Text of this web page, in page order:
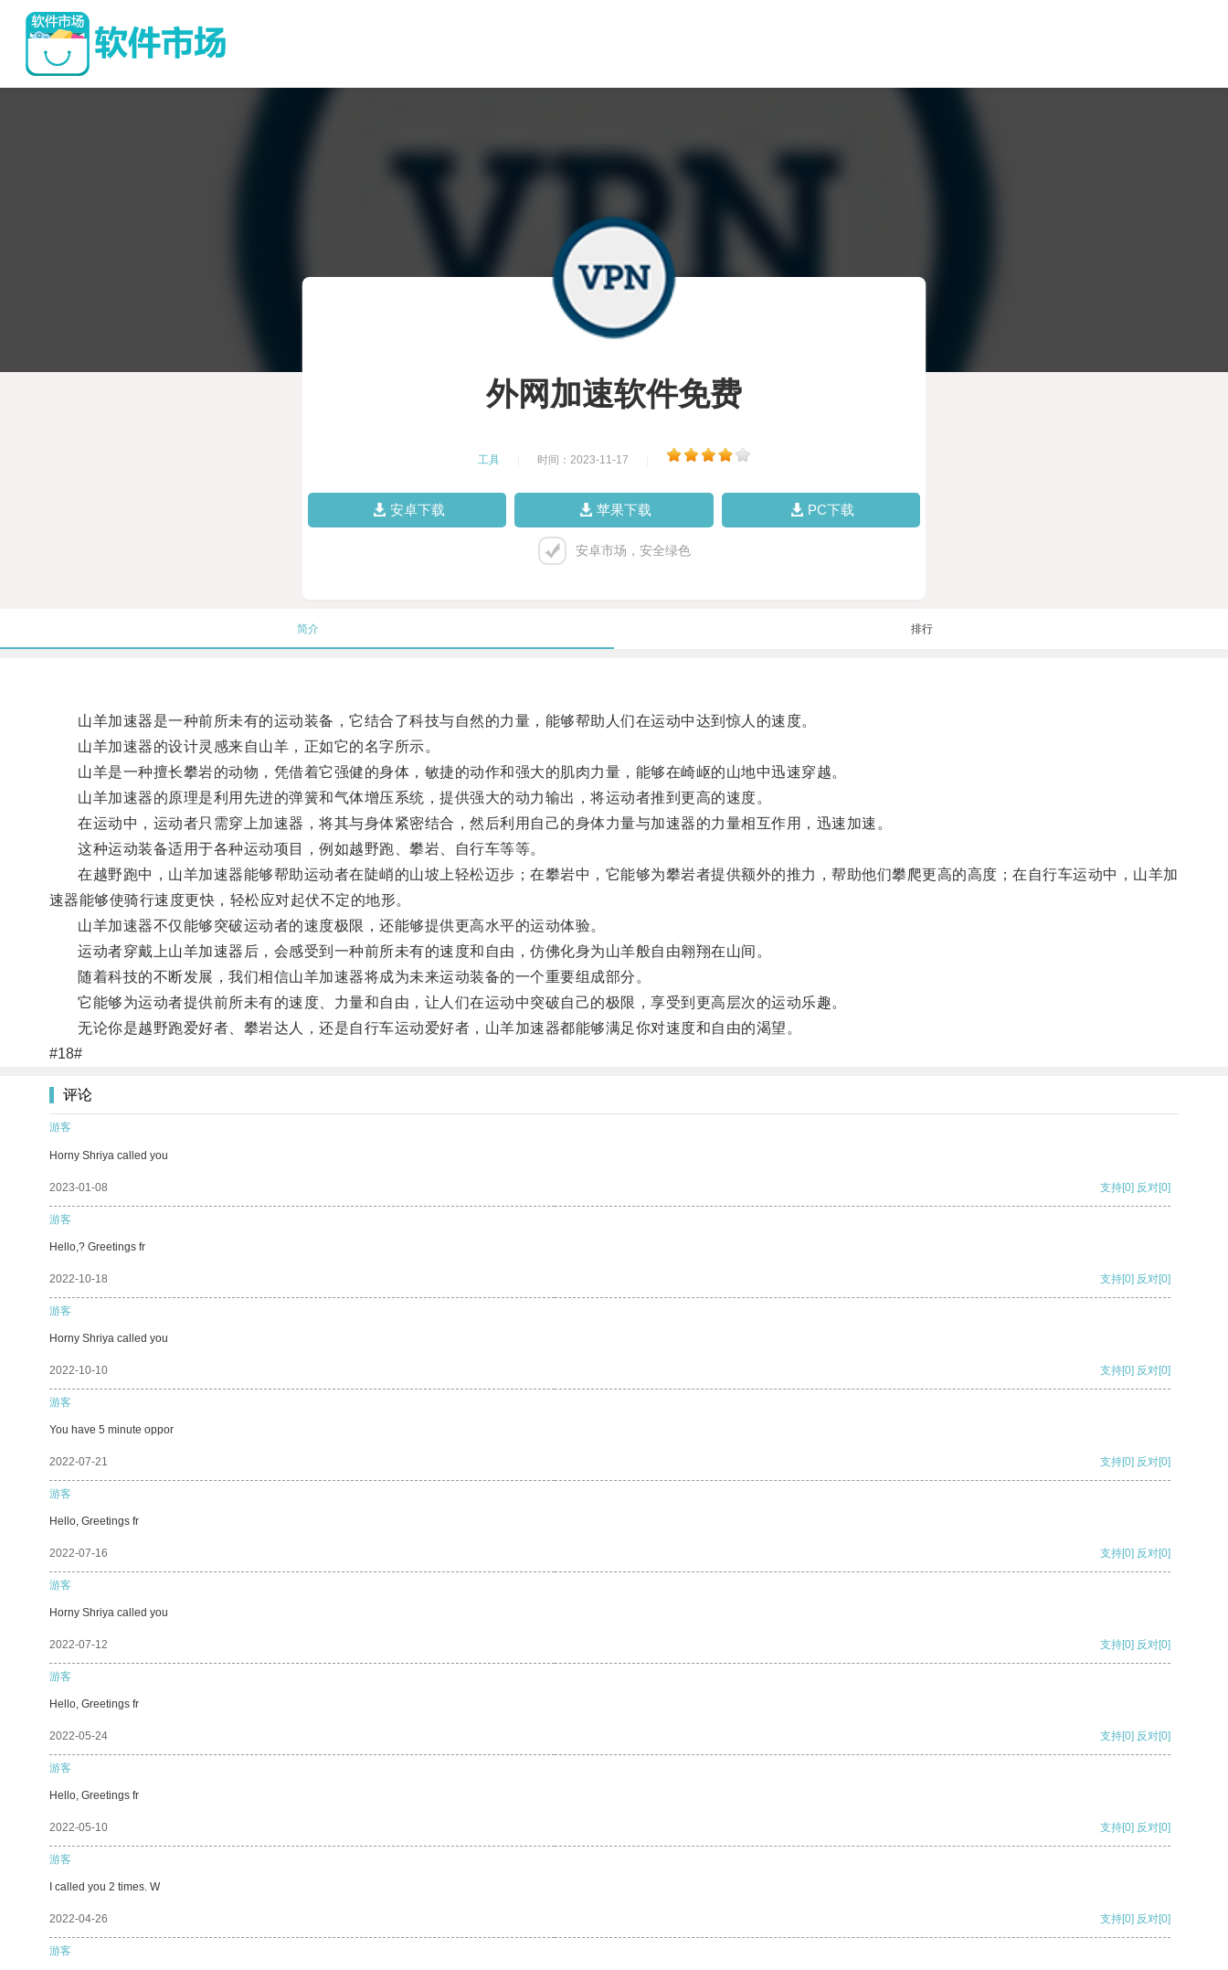
外网加速软件免费
工具 时间：2023-11-17
安卓下载 苹果下载 PC下载
安卓市场，安全绿色
简介 排行
山羊加速器是一种前所未有的运动装备，它结合了科技与自然的力量，能够帮助人们在运动中达到惊人的速度。
山羊加速器的设计灵感来自山羊，正如它的名字所示。
山羊是一种擅长攀岩的动物，凭借着它强健的身体，敏捷的动作和强大的肌肉力量，能够在崎岖的山地中迅速穿越。
山羊加速器的原理是利用先进的弹簧和气体增压系统，提供强大的动力输出，将运动者推到更高的速度。
在运动中，运动者只需穿上加速器，将其与身体紧密结合，然后利用自己的身体力量与加速器的力量相互作用，迅速加速。
这种运动装备适用于各种运动项目，例如越野跑、攀岩、自行车等等。
在越野跑中，山羊加速器能够帮助运动者在陡峭的山坡上轻松迈步；在攀岩中，它能够为攀岩者提供额外的推力，帮助他们攀爬更高的高度；在自行车运动中，山羊加
速器能够使骑行速度更快，轻松应对起伏不定的地形。
山羊加速器不仅能够突破运动者的速度极限，还能够提供更高水平的运动体验。
运动者穿戴上山羊加速器后，会感受到一种前所未有的速度和自由，仿佛化身为山羊般自由翱翔在山间。
随着科技的不断发展，我们相信山羊加速器将成为未来运动装备的一个重要组成部分。
它能够为运动者提供前所未有的速度、力量和自由，让人们在运动中突破自己的极限，享受到更高层次的运动乐趣。
无论你是越野跑爱好者、攀岩达人，还是自行车运动爱好者，山羊加速器都能够满足你对速度和自由的渴望。
#18#
评论
游客
Horny Shriya called you
2023-01-08 支持[0] 反对[0]
游客
Hello,? Greetings fr
2022-10-18 支持[0] 反对[0]
游客
Horny Shriya called you
2022-10-10 支持[0] 反对[0]
游客
You have 5 minute oppor
2022-07-21 支持[0] 反对[0]
游客
Hello, Greetings fr
2022-07-16 支持[0] 反对[0]
游客
Horny Shriya called you
2022-07-12 支持[0] 反对[0]
游客
Hello, Greetings fr
2022-05-24 支持[0] 反对[0]
游客
Hello, Greetings fr
2022-05-10 支持[0] 反对[0]
游客
I called you 2 times. W
2022-04-26 支持[0] 反对[0]
游客